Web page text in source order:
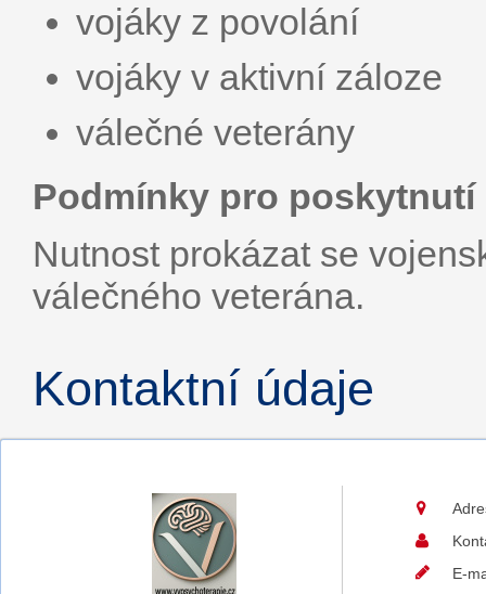
vojáky z povolání
vojáky v aktivní záloze
válečné veterány
Podmínky pro poskytnutí
Nutnost prokázat se
válečného veterána.
Kontaktní údaje
E-